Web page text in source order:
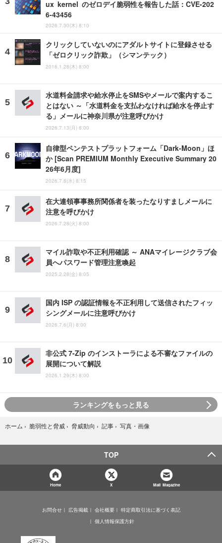
ux kernel のゼロデイ脆弱性を報告した話：CVE-202
6-43456
2026.7.30(木) 8:10
クリックしていないのにアダルトサイトに登録させる
「ゼロクリック詐欺」（シマンテック）
2016.1.28(木) 8:00
水道料金請求や給水停止をSMSやメールで案内するこ
とはない ～「水道料金を支払わなければ給水を停止す
る」メールに神奈川県が注意呼びかけ
2026.7.13(月) 8:00
自律型ペンテストプラットフォーム「Dark-Moon」ほ
か [Scan PREMIUM Monthly Executive Summary 20
26年6月度]
2026.7.8(水) 8:15
在大連領事事務所関係者を装ったなりすましメールに
注意を呼びかけ
2026.7.28(火) 8:00
マイル詐取や不正利用確認 ～ ANAマイレージクラブ会
員へパスワード管理注意喚起
2025.2.28(金) 8:05
国内 ISP の認証情報を不正利用して送信されたフィッ
シングメールに注意呼びかけ
2026.7.6(月) 8:00
非公式 7-Zip のインストーラによる不審なファイルの
展開について解説
2026.1.29(木) 8:00
ランキングをもっと見る
ホーム › 脆弱性と脅威 › 脅威動向 › 記事 › 写真・画像
TOP
Home X Mail Magazine
お問合せ 広告掲載 会社概要
特定商取引法に基づく表記
個人情報保護方針